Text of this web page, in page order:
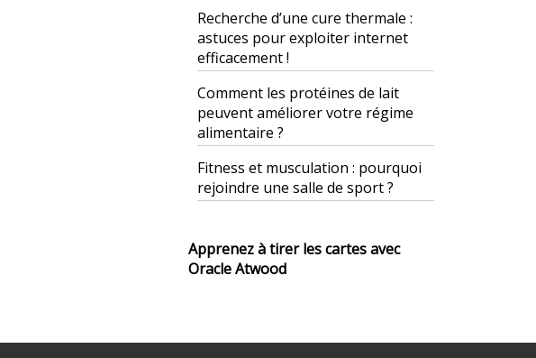
Recherche d’une cure thermale :
astuces pour exploiter internet
efficacement !
Comment les protéines de lait
peuvent améliorer votre régime
alimentaire ?
Fitness et musculation : pourquoi
rejoindre une salle de sport ?
Apprenez à tirer les cartes avec
Oracle Atwood